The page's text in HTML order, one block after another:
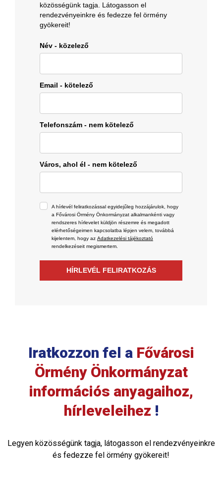
közösségünk tagja. Látogasson el
rendezvényeinkre és fedezze fel örmény
gyökereit!
Név - közelező
Email - kötelező
Telefonszám - nem kötelező
Város, ahol él - nem kötelező
A hírlevél feliratkozással egyidejűleg hozzájárulok, hogy
a Fővárosi Örmény Önkormányzat alkalmankénti vagy
rendszeres hírlevelet küldjön részemre és megadott
elérhetőségeimen kapcsolatba lépjen velem, továbbá
kijelentem, hogy az Adatkezelési tájékoztató
rendelkezéseit megismertem.
HÍRLEVÉL FELIRATKOZÁS
Iratkozzon fel a Fővárosi
Örmény Önkormányzat
információs anyagaihoz,
hírleveleihez !
Legyen közösségünk tagja, látogasson el rendezvényeinkre
és fedezze fel örmény gyökereit!